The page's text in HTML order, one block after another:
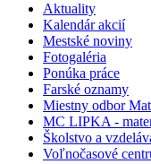
Aktuality
Kalendár akcií
Mestské noviny
Fotogaléria
Ponúka práce
Farské oznamy
Miestny odbor
MC LIPKA -
Školstvo a
Voľnočasové